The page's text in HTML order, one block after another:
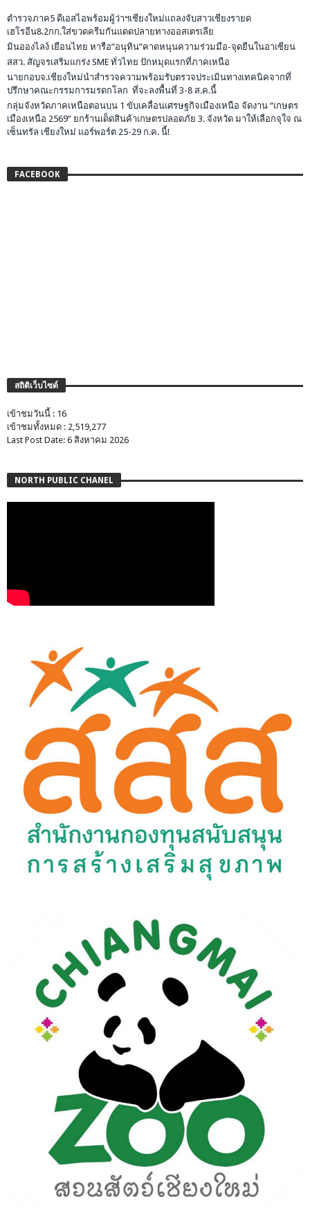
ตำรวจภาค5 ดีเอสไอพร้อมผู้ว่าฯเชียงใหม่แถลงจับสาวเชียงรายด
เฮโรอีน8.2กก.ใส่ขวดครีมกันแดดปลายทางออสเตรเลีย
มินอองไลง์ เยือนไทย หารือ”อนุทิน”คาดหนุนความร่วมมือ-จุดยืนในอาเซียน
สสว. สัญจรเสริมแกร่ง SME ทั่วไทย ปักหมุดแรกที่ภาคเหนือ
นายกอบจ.เชียงใหม่นำสำรวจความพร้อมรับตรวจประเมินทางเทคนิคจากที่
ปรึกษาคณะกรรมการมรดกโลก ที่จะลงพื้นที่ 3-8 ส.ค.นี้
กลุ่มจังหวัดภาคเหนือตอนบน 1 ขับเคลื่อนเศรษฐกิจเมืองเหนือ จัดงาน “เกษตร
เมืองเหนือ 2569” ยกร้านเด็ดสินค้าเกษตรปลอดภัย 3. จังหวัด มาให้เลือกจุใจ ณ
เซ็นทรัล เชียงใหม่ แอร์พอร์ต 25-29 ก.ค. นี้!
FACEBOOK
สถิติเว็บไซต์
เข้าชมวันนี้ : 16
เข้าชมทั้งหมด : 2,519,277
Last Post Date: 6 สิงหาคม 2026
NORTH PUBLIC CHANEL